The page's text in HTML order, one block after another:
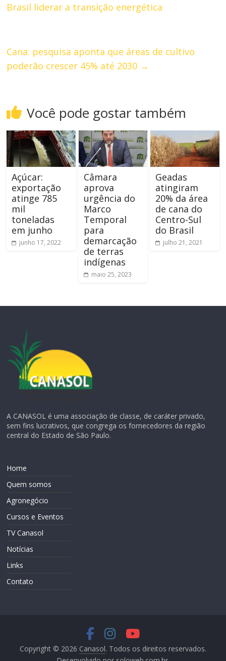
Brasil liderar a transição energética
Cana: pesquisa aponta que áreas de cultivo
poderão crescer 45% até 2030 →
Você pode gostar também
Açúcar:
exportação
atinge 785
mil
toneladas
em junho
junho 17, 2022
Câmara
aprova
urgência do
Marco
Temporal
para
demarcação
de terras
indígenas
maio 25, 2023
Geadas
atingiram
20% da área
de cana do
Centro-Sul
do Brasil
julho 21, 2021
A CANASOL é uma associação de classe, de caráter privado,
sem fins lucrativos, que congrega os fornecedores da região
central do Estado de São Paulo.
Home
Quem somos
Agronegócio
Cursos e Eventos
TV Canasol
Notícias
Links
Contato
Copyright © 2026 Canasol. Todos os direitos reservados.